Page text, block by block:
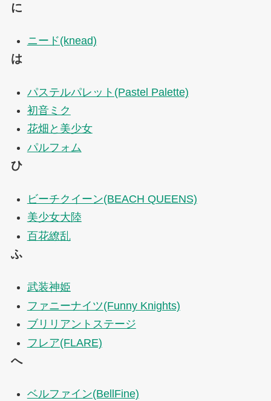
に
ニード(knead)
は
パステルパレット(Pastel Palette)
初音ミク
花畑と美少女
パルフォム
ひ
ビーチクイーン(BEACH QUEENS)
美少女大陸
百花繚乱
ふ
武装神姫
ファニーナイツ(Funny Knights)
ブリリアントステージ
フレア(FLARE)
へ
ベルファイン(BellFine)